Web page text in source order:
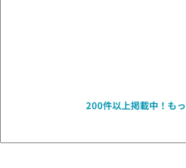
200件以上掲載中！ も